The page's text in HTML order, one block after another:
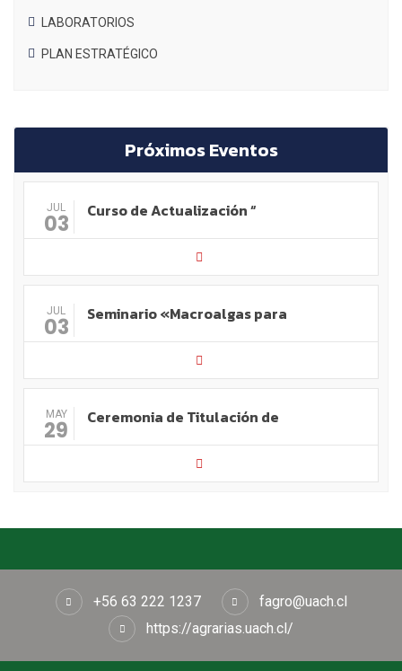
LABORATORIOS
PLAN ESTRATÉGICO
Próximos Eventos
JUL
03 Curso de Actualización “
JUL
03 Seminario «Macroalgas para
MAY
29 Ceremonia de Titulación de
+56 63 222 1237
fagro@uach.cl
https://agrarias.uach.cl/